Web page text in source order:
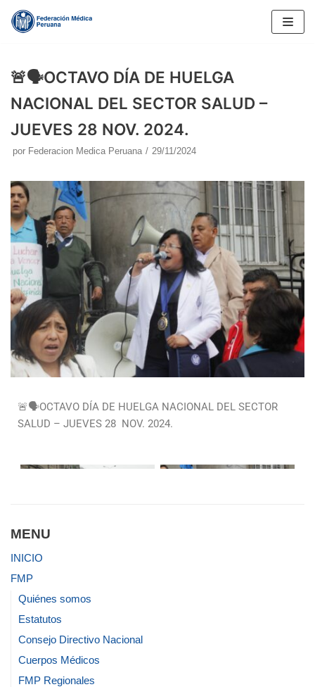
contenido
🚨🗣️OCTAVO DÍA DE HUELGA
NACIONAL DEL SECTOR SALUD –
JUEVES 28 NOV. 2024.
por Federacion Medica Peruana 29/11/2024
🚨🗣️OCTAVO DÍA DE HUELGA NACIONAL DEL SECTOR
SALUD – JUEVES 28 NOV. 2024.
MENU
INICIO
FMP
Quiénes somos
Estatutos
Consejo Directivo Nacional
Cuerpos Médicos
FMP Regionales